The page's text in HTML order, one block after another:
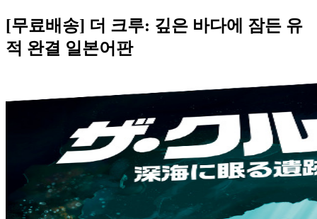
[무료배송] 더 크루: 깊은 바다에 잠든 유
적 완결 일본어판